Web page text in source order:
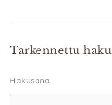
Tarkennettu haku
Hakusana